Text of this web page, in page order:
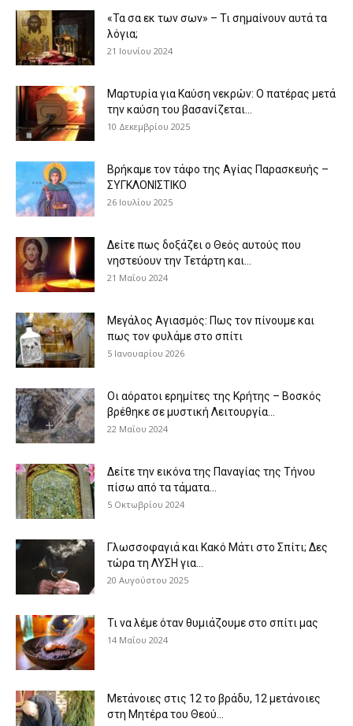
«Τα σα εκ των σων» – Τι σημαίνουν αυτά τα
λόγια;
21 Ιουνίου 2024
Μαρτυρία για Καύση νεκρών: Ο πατέρας μετά
την καύση του βασανίζεται...
10 Δεκεμβρίου 2025
Βρήκαμε τον τάφο της Αγίας Παρασκευής –
ΣΥΓΚΛΟΝΙΣΤΙΚΟ
26 Ιουλίου 2025
Δείτε πως δοξάζει ο Θεός αυτούς που
νηστεύουν την Τετάρτη και...
21 Μαΐου 2024
Μεγάλος Αγιασμός: Πως τον πίνουμε και
πως τον φυλάμε στο σπίτι
5 Ιανουαρίου 2026
Οι αόρατοι ερημίτες της Κρήτης – Βοσκός
βρέθηκε σε μυστική Λειτουργία...
22 Μαΐου 2024
Δείτε την εικόνα της Παναγίας της Τήνου
πίσω από τα τάματα...
5 Οκτωβρίου 2024
Γλωσσοφαγιά και Κακό Μάτι στο Σπίτι; Δες
τώρα τη ΛΥΣΗ για...
20 Αυγούστου 2025
Τι να λέμε όταν θυμιάζουμε στο σπίτι μας
14 Μαΐου 2024
Μετάνοιες στις 12 το βράδυ, 12 μετάνοιες
στη Μητέρα του Θεού...